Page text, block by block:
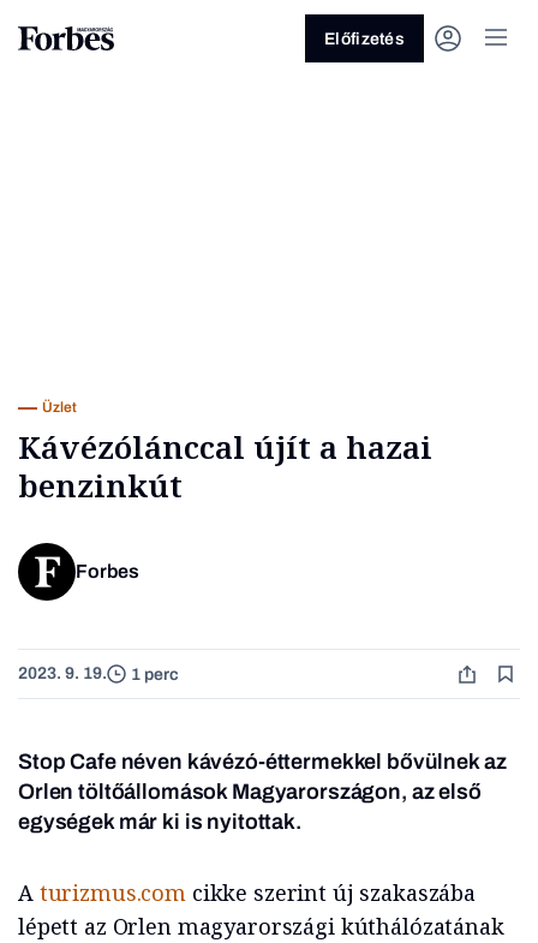
Előfizetés
Üzlet
Kávézólánccal újít a hazai
benzinkút
Forbes
2023. 9. 19. 1 perc
Stop Cafe néven kávézó-éttermekkel bővülnekaz
Orlen töltőállomások Magyarországon, az első
egységek már ki is nyitottak.
A turizmus.com cikke szerint új szakaszába
lépett az Orlen magyarországi kúthálózatának